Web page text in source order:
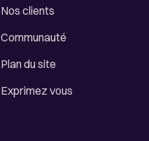
Nos clients
Communauté
Plan du site
Exprimez vous